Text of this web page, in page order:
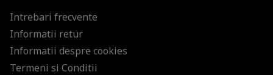
Intrebari frecvente
Informatii retur
Informatii despre cookies
Termeni si Conditii